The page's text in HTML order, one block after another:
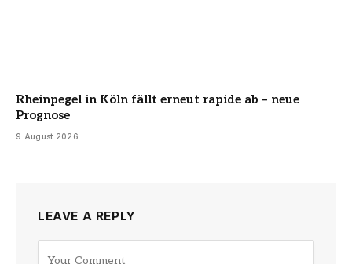
Rheinpegel in Köln fällt erneut rapide ab – neue
Prognose
9 August 2026
LEAVE A REPLY